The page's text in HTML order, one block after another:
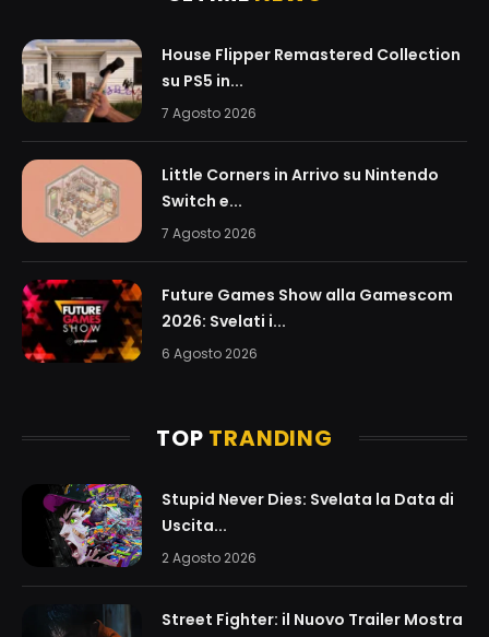
House Flipper Remastered Collection
su PS5 in...
7 Agosto 2026
Little Corners in Arrivo su Nintendo
Switch e...
7 Agosto 2026
Future Games Show alla Gamescom
2026: Svelati i...
6 Agosto 2026
TOP TRANDING
Stupid Never Dies: Svelata la Data di
Uscita...
2 Agosto 2026
Street Fighter: il Nuovo Trailer Mostra